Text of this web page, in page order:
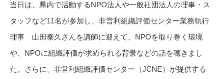
当日は、県内で活動するNPO法人や一般社団法人の理事・ス
タッフなど11名が参加し、非営利組織評価センター業務執行
理事 山田泰久さんを講師に迎えて、NPOを取り巻く環境
や、NPOに組織評価が求められる背景などの話を聴きまし
た。さらに、非営利組織評価センター（JCNE）が提供する